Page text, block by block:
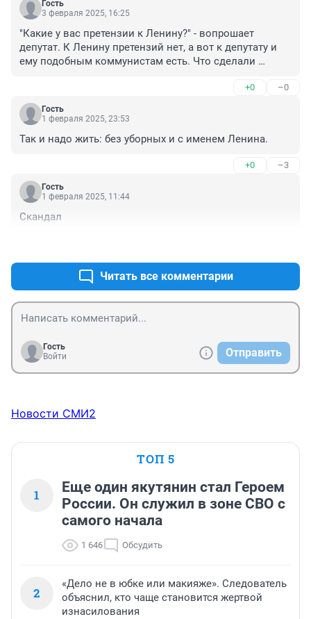
Гость
3 февраля 2025, 16:25
"Какие у вас претензии к Ленину?" - вопрошает
депутат. К Ленину претензий нет, а вот к депутату и
ему подобным коммунистам есть. Что сделали
+0 –0
Гость
1 февраля 2025, 23:53
Так и надо жить: без уборных и с именем Ленина.
+0 –3
Гость
1 февраля 2025, 11:44
Скандал
Читать все комментарии
Гость
Войти
Отправить
Новости СМИ2
ТОП 5
1
Еще один якутянин стал Героем
России. Он служил в зоне СВО с
самого начала
1 646 Обсудить
2
«Дело не в юбке или макияже». Следователь
объяснил, кто чаще становится жертвой
изнасилования